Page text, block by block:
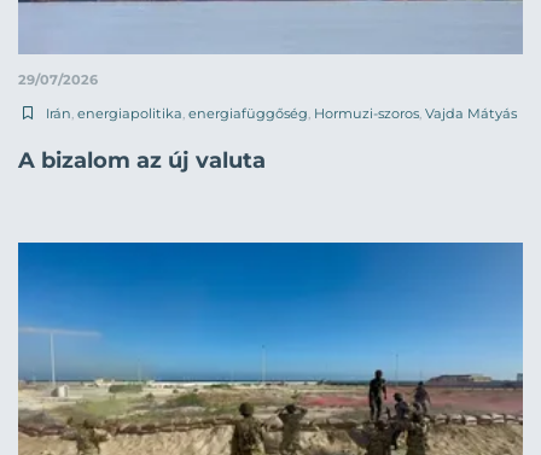
29/07/2026
Irán, energiapolitika, energiafüggőség, Hormuzi-szoros, Vajda Mátyás
A bizalom az új valuta